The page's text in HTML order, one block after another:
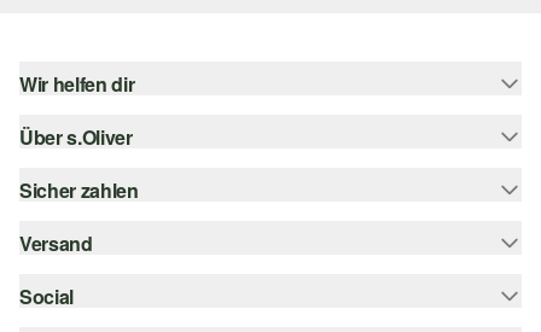
Wir helfen dir
Hilfe & FAQ
Größenberatung
Top-Kategorien
Über s.Oliver
s.Oliver Magazin
Whatsapp
Sicher zahlen
Rechnung
Kreditkarte
Versand
Sendungsverfolgung
Social